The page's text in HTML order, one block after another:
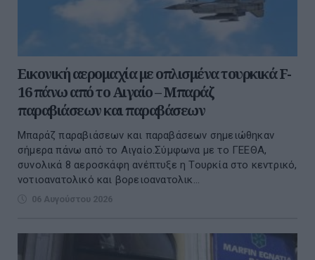
Εικονική αερομαχία με οπλισμένα τουρκικά F-
16 πάνω από το Αιγαίο – Μπαράζ
παραβιάσεων και παραβάσεων
Μπαράζ παραβιάσεων και παραβάσεων σημειώθηκαν
σήμερα πάνω από το Αιγαίο.Σύμφωνα με το ΓΕΕΘΑ,
συνολικά 8 αεροσκάφη ανέπτυξε η Τουρκία στο κεντρικό,
νοτιοανατολικό και βορειοανατολικ...
06 Αυγούστου 2026